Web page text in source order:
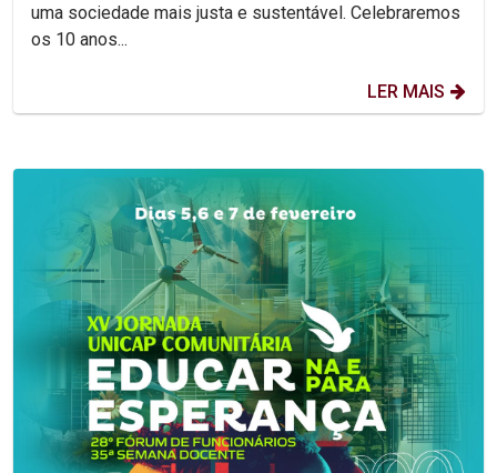
uma sociedade mais justa e sustentável. Celebraremos
os 10 anos...
LER MAIS